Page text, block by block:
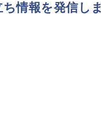
情報を発信しま